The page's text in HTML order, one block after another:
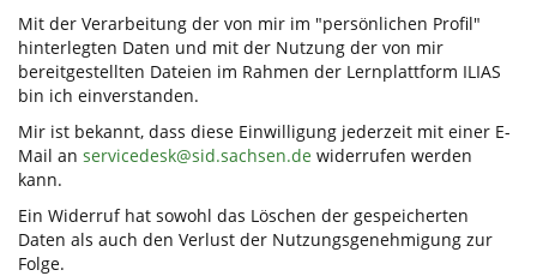
Mit der Verarbeitung der von mir im "persönlichen Profil"
hinterlegten Daten und mit der Nutzung der von mir
bereitgestellten Dateien im Rahmen der Lernplattform ILIAS
bin ich einverstanden.
Mir ist bekannt, dass diese Einwilligung jederzeit mit einer E-
Mail an servicedesk@sid.sachsen.de widerrufen werden
kann.
Ein Widerruf hat sowohl das Löschen der gespeicherten
Daten als auch den Verlust der Nutzungsgenehmigung zur
Folge.